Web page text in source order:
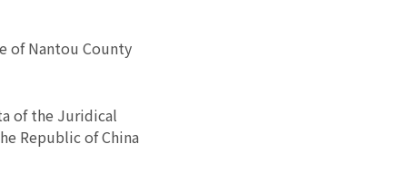
of Nantou County
of the Juridical
Republic of China